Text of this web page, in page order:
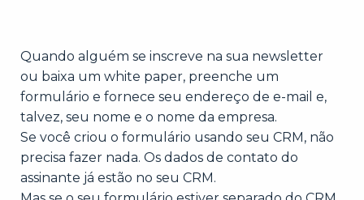
Quando alguém se inscreve na sua newsletter
ou baixa um white paper, preenche um
formulário e fornece seu endereço de e-mail e,
talvez, seu nome e o nome da empresa.
Se você criou o formulário usando seu CRM, não
precisa fazer nada. Os dados de contato do
assinante já estão no seu CRM.